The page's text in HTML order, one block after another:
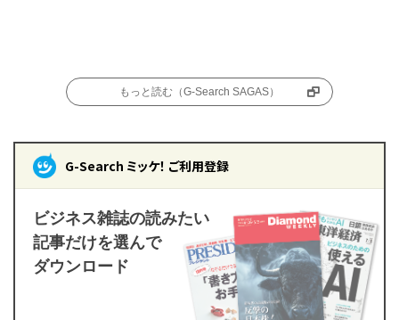
もっと読む（G-Search SAGAS）
G-Search ミッケ！ ご利用登録
ビジネス雑誌の読みたい
記事だけを選んで
ダウンロード